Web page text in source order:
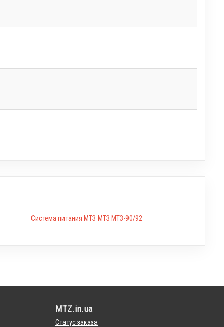
Система питания МТЗ МТЗ МТЗ-90/92
MTZ.in.ua
Статус заказа